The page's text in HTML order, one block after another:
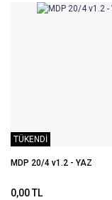
TÜKENDİ
MDP 20/4 v1.2 - YAZ
0,00 TL